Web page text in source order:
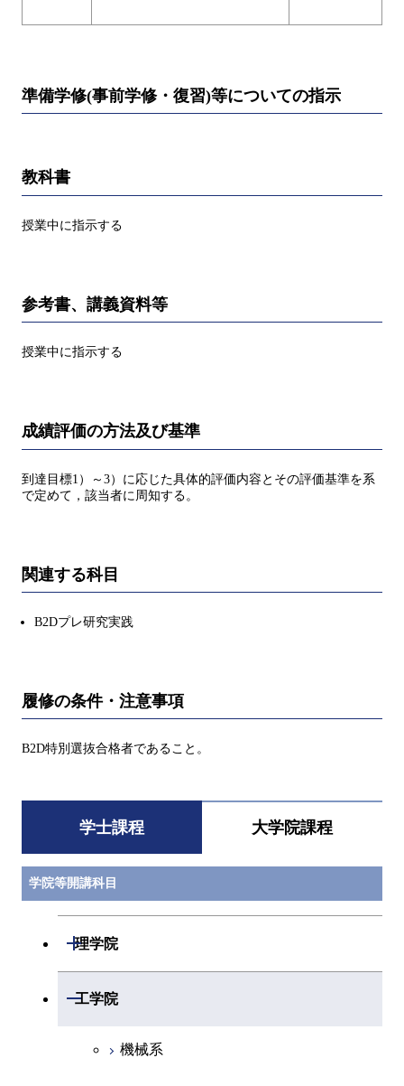
準備学修(事前学修・復習)等についての指示
教科書
授業中に指示する
参考書、講義資料等
授業中に指示する
成績評価の方法及び基準
到達目標1）～3）に応じた具体的評価内容とその評価基準を系
で定めて，該当者に周知する。
関連する科目
B2Dプレ研究実践
履修の条件・注意事項
B2D特別選抜合格者であること。
学士課程 大学院課程
学院等開講科目
理学院
開閉
物理学系
工学院
開閉
機械系